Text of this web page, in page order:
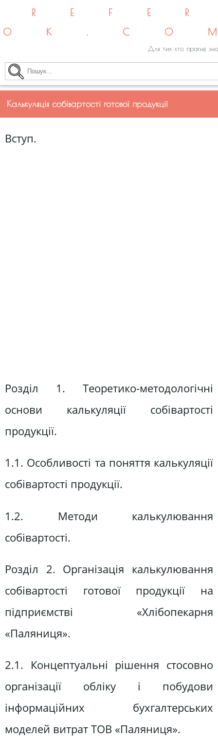
Для тих хто прагне
Калькуляція собівартості готової продукції
Вступ.
Розділ 1. Теоретико-методологічні
основи калькуляції собівартості
продукції.
1.1. Особливості та поняття калькуляції
собівартості продукції.
1.2. Методи калькулювання
собівартості.
Розділ 2. Організація калькулювання
собівартості готової продукції на
підприємстві «Хлібопекарня
«Паляниця».
2.1. Концептуальні рішення стосовно
організації обліку і побудови
інформаційних бухгалтерських
моделей витрат ТОВ «Паляниця».